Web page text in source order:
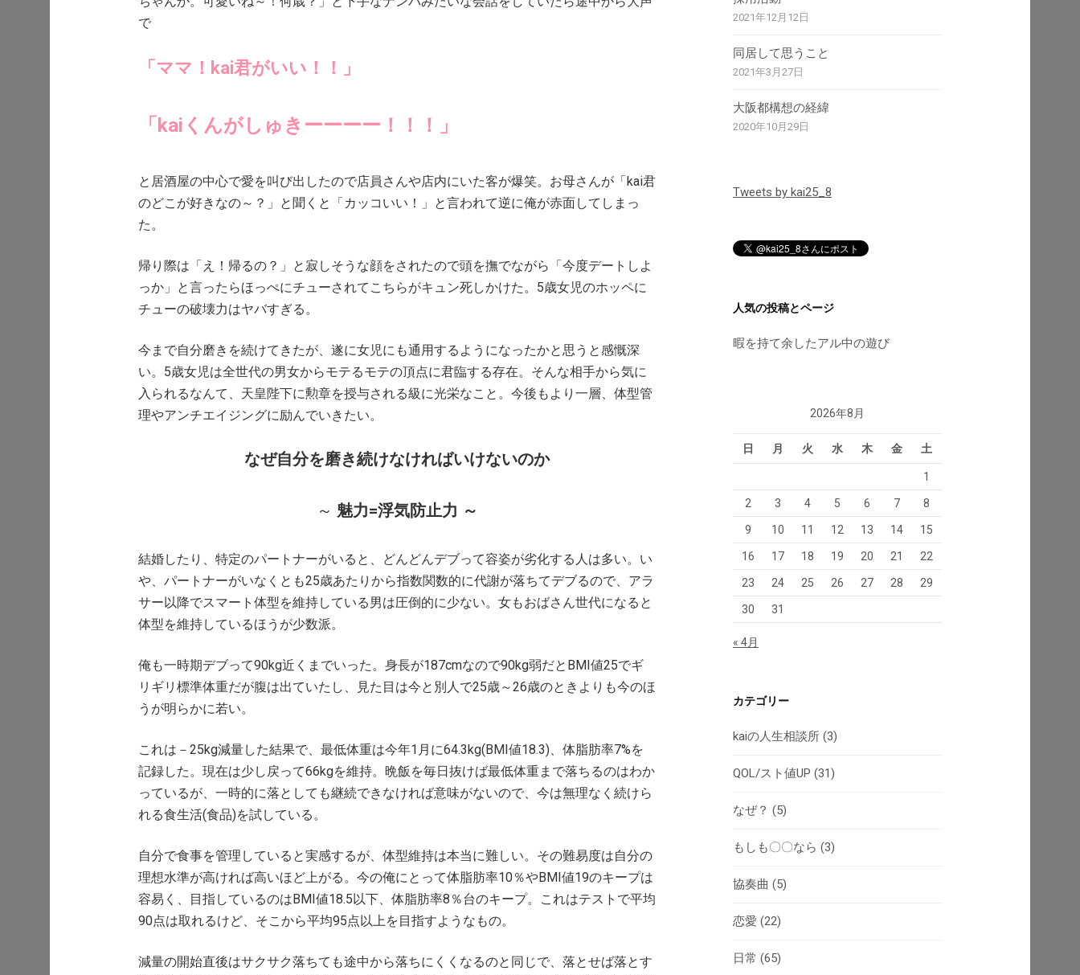
で
「ママ！kai君がいい！！」
「kaiくんがしゅきーーーー！！！」
と居酒屋の中心で愛を叫び出したので店員さんや店内にいた客が爆笑。お母さんが「kai君
のどこが好きなの～？」と聞くと「カッコいい！」と言われて逆に俺が赤面してしまっ
た。
帰り際は「え！帰るの？」と寂しそうな顔をされたので頭を撫でながら「今度デートしよ
っか」と言ったらほっぺにチューされてこちらがキュン死しかけた。5歳女児のホッペに
チューの破壊力はヤバすぎる。
今まで自分磨きを続けてきたが、遂に女児にも通用するようになったかと思うと感慨深
い。5歳女児は全世代の男女からモテるモテの頂点に君臨する存在。そんな相手から気に
入られるなんて、天皇陛下に勲章を授与される級に光栄なこと。今後もより一層、体型管
理やアンチエイジングに励んでいきたい。
なぜ自分を磨き続けなければいけないのか
～ 魅力=浮気防止力 ～
結婚したり、特定のパートナーがいると、どんどんデブって容姿が劣化する人は多い。い
や、パートナーがいなくとも25歳あたりから指数関数的に代謝が落ちてデブるので、アラ
サー以降でスマート体型を維持している男は圧倒的に少ない。女もおばさん世代になると
体型を維持しているほうが少数派。
俺も一時期デブって90kg近くまでいった。身長が187cmなので90kg弱だとBMI値25でギ
リギリ標準体重だが腹は出ていたし、見た目は今と別人で25歳～26歳のときよりも今のほ
うが明らかに若い。
これは－25kg減量した結果で、最低体重は今年1月に64.3kg(BMI値18.3)、体脂肪率7%を
記録した。現在は少し戻って66kgを維持。晩飯を毎日抜けば最低体重まで落ちるのはわか
っているが、一時的に落としても継続できなければ意味がないので、今は無理なく続けら
れる食生活(食品)を試している。
自分で食事を管理していると実感するが、体型維持は本当に難しい。その難易度は自分の
理想水準が高ければ高いほど上がる。今の俺にとって体脂肪率10％やBMI値19のキープは
容易く、目指しているのはBMI値18.5以下、体脂肪率8％台のキープ。これはテストで平均
90点は取れるけど、そこから平均95点以上を目指すようなもの。
減量の開始直後はサクサク落ちても途中から落ちにくくなるのと同じで、落とせば落とす
2021年12月12日
同居して思うこと
2021年3月27日
大阪都構想の経緯
2020年10月29日
Tweets by kai25_8
人気の投稿とページ
暇を持て余したアル中の遊び
2026年8月
日 月 火 水 木 金 土
« 4月
1
2 3 4 5 6 7 8
9 10 11 12 13 14 15
16 17 18 19 20 21 22
23 24 25 26 27 28 29
30 31
カテゴリー
kaiの人生相談所 (3)
QOL/スト値UP (31)
なぜ？ (5)
もしも〇〇なら (3)
協奏曲 (5)
恋愛 (22)
日常 (65)